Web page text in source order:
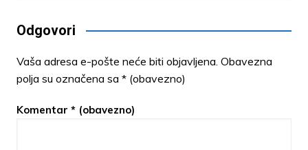
Odgovori
Vaša adresa e-pošte neće biti objavljena. Obavezna
polja su označena sa * (obavezno)
Komentar * (obavezno)